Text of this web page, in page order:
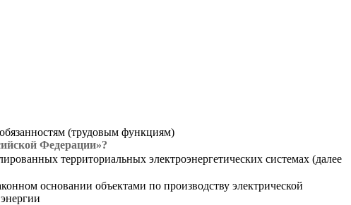
(трудовым функциям)
Федерации»?
территориальных электроэнергетических системах (далее
основании объектами по производству электрической